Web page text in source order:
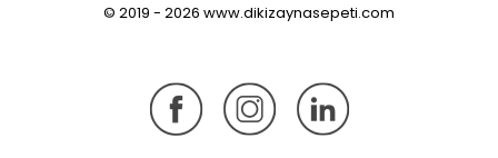
© 2019 - 2026 www.dikizaynasepeti.com